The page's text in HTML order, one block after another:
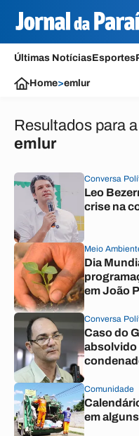
Últimas NotíciasEsportes
Home>emlur
Resultados para
emlur
Conversa
Leo
crise na
Meio
Dia
em João
Conversa
Caso do
absolvido
Comunidade
em